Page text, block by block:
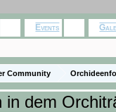
Community
dem
Events